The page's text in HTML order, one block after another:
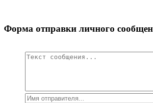
Форма отправки личного